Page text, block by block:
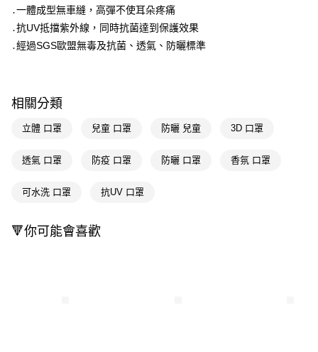
相關說明
【關於「AFTEE先享後付」】
AFTEE先享後付是「在收到商品之後才付款」的支付方式。 讓您購物簡單
便利好安心！
１．於結帳方式選擇「AFTEE先享後付」後，將跳轉至「AFTEE先享後付」
２．訂單成立數日內，您將收到繳費通知簡訊。
３．收到繳費通知簡訊後14天內，點擊此簡訊中的連結，可透過四大超商／
※ 請注意：結帳手續完成當下不需立刻繳費，但若您需要取消訂單，請聯絡
※ 交易是否成功請以「AFTEE先享後付 」之結帳頁面顯示為準，若有關於
運送方式
․一體成型無車縫，高彈不使耳朵疼痛
․抗UV抵擋紫外線，同時抗菌達到保護效果
․經過SGS歐盟無毒及抗菌、透氣、防曬標準
相關分類
立體 口罩 兒童 口罩 防曬 兒童 3D 口罩
透氣 口罩 防疫 口罩 防曬 口罩 香氛 口罩
可水洗 口罩 抗UV 口罩
🔻你可能會喜歡